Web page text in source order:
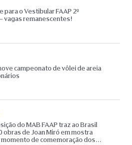
para o Vestibular FAAP 2º
vagas remanescentes!
campeonato de vôlei de areia
do MAB FAAP traz ao Brasil
obras de Joan Miró em mostra
de comemoração dos